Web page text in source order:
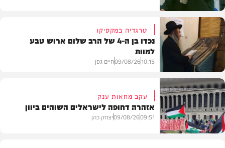
חדשות
חדשות
טרגדיה במקסיקו
נכדו בן ה-4 של הרב שלום ארוש טבע
למוות
10:15
09/08/26חיים גפן
עקב מחאות ענק
אזהרה דחופה לישראלים השוהים ביוון
09:51
09/08/26יצחק כהן